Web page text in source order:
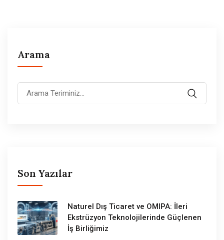
Arama
Son Yazılar
Naturel Dış Ticaret ve OMIPA: İleri
Ekstrüzyon Teknolojilerinde Güçlenen
İş Birliğimiz